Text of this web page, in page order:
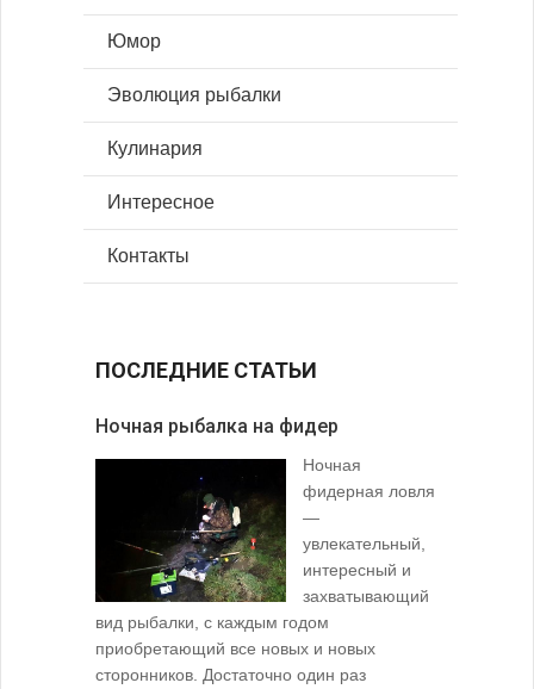
Юмор
Эволюция рыбалки
Кулинария
Интересное
Контакты
ПОСЛЕДНИЕ СТАТЬИ
Ночная рыбалка на фидер
Ночная
фидерная ловля
—
увлекательный,
интересный и
захватывающий
вид рыбалки, с каждым годом
приобретающий все новых и новых
сторонников. Достаточно один раз